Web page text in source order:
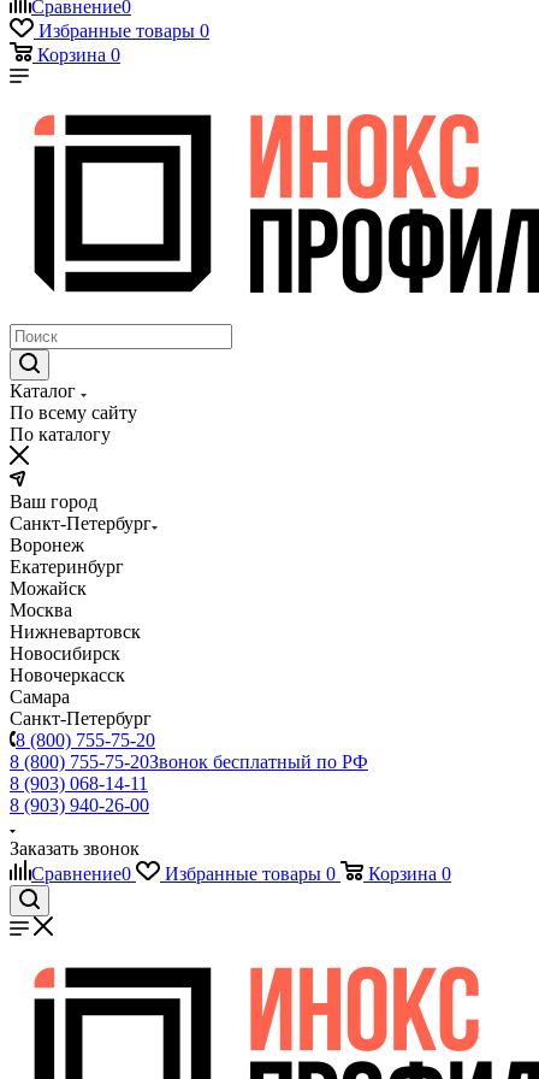
Сравнение0
Избранные товары 0
Корзина 0
Каталог
По всему сайту
По каталогу
Ваш город
Санкт-Петербург
Воронеж
Екатеринбург
Можайск
Москва
Нижневартовск
Новосибирск
Новочеркасск
Самара
Санкт-Петербург
8 (800) 755-75-20
8 (800) 755-75-20Звонок бесплатный по РФ
8 (903) 068-14-11
8 (903) 940-26-00
Заказать звонок
Сравнение0 Избранные товары 0 Корзина 0